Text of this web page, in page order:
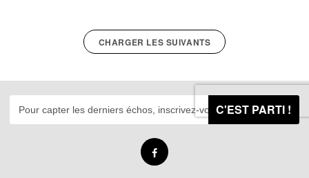
CHARGER LES SUIVANTS
C'EST PARTI !